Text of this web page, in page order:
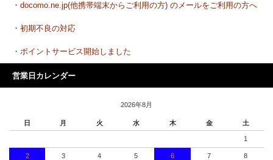
・docomo.ne.jp(他携帯端末からご利用の方) のメールをご利用の方へ
・初期不良の対応
・ポイントサービス開始しました
営業日カレンダー
2026年8月
日 月 火 水 木 金 土
1
2 3 4 5 6 7 8